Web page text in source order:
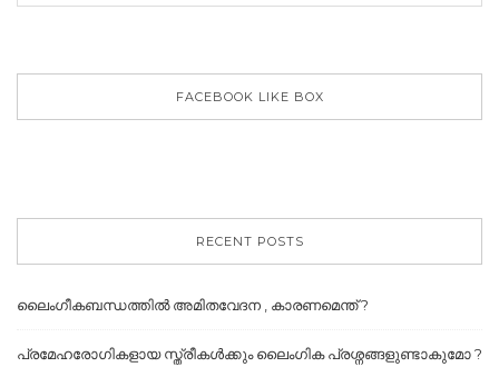
FACEBOOK LIKE BOX
RECENT POSTS
ലൈംഗീകബന്ധത്തില്‍ അമിതവേദന , കാരണമെന്ത് ?
പ്രമേഹരോഗികളായ സ്ത്രീകൾക്കും ലൈംഗിക പ്രശ്നങ്ങളുണ്ടാകുമോ ?